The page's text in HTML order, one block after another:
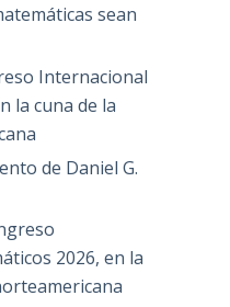
sean
Internacional
la cuna de la
de Daniel G.
2026, en la